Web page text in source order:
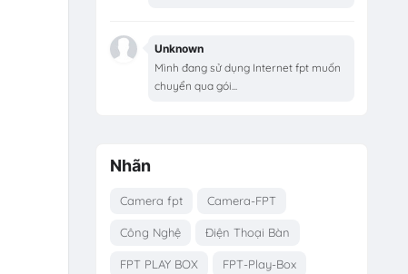
Unknown
Mình đang sử dụng Internet fpt muốn
chuyển qua gói...
Nhãn
Camera fpt Camera-FPT
Công Nghệ Điện Thoại Bàn
FPT PLAY BOX FPT-Play-Box